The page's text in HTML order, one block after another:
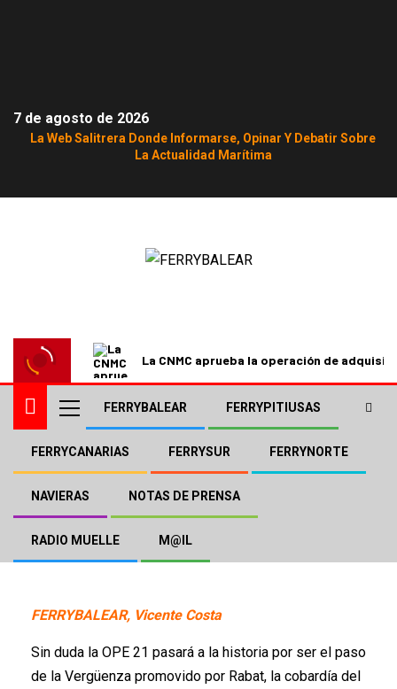
7 de agosto de 2026
La Web Salitrera Donde Informarse, Opinar Y Debatir Sobre
La Actualidad Marítima
La CNMC aprueba la operación de
FERRYBALEAR FERRYPITIUSAS
FERRYCANARIAS FERRYSUR FERRYNORTE
NAVIERAS NOTAS DE PRENSA
RADIO MUELLE M@IL
La OPE de la Vergüenza
Ferrybalear, Vicente Costa
FERRYBALEAR, Vicente Costa
Sin duda la OPE 21 pasará a la historia por ser el paso
de la Vergüenza promovido por Rabat, la cobardía del